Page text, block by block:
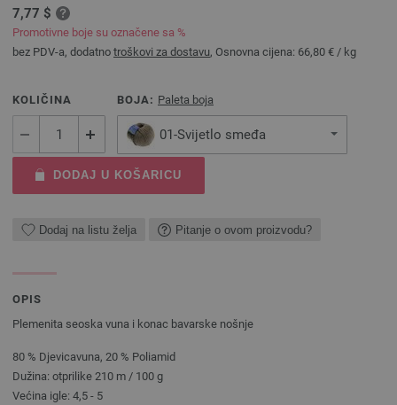
7,77 $
Promotivne boje su označene sa %
bez PDV-a, dodatno troškovi za dostavu, Osnovna cijena: 66,80 € / kg
KOLIČINA BOJA: Paleta boja
01-Svijetlo smeđa
DODAJ U KOŠARICU
Dodaj na listu želja Pitanje o ovom proizvodu?
OPIS
Plemenita seoska vuna i konac bavarske nošnje
80 % Djevicavuna, 20 % Poliamid
Dužina: otprilike 210 m / 100 g
Većina igle: 4,5 - 5